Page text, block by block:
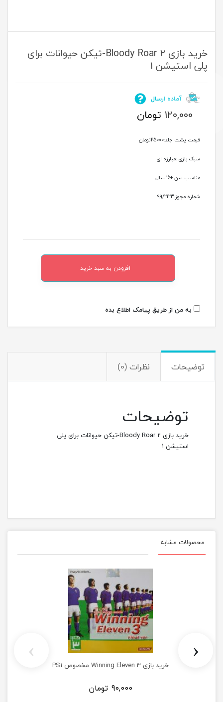
خرید بازی ۲ Bloody Roar-تیکن حیوانات برای
پلی استیشن ۱
آماده ارسال
120,000 تومان
قیمت پشت جلد:25000تومان
سبک بازی :مبارزه ای
مناسب سن +16 سال
شماره مجوز:99/2123
افزودن به سبد خرید
به من از طریق پیامک اطلاع بده
توضیحات نظرات (0)
توضیحات
خرید بازی ۲ Bloody Roar-تیکن حیوانات برای پلی
استیشن ۱
محصولات مشابه
خرید بازی Winning Eleven 3 مخصوص PS1
90,000 تومان
‹
›